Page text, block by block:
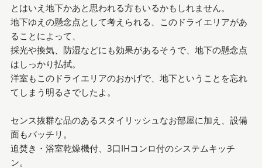
とはいえ地下かあと思われる方もいるかもしれません。
地下ゆえの懸念点として考えられる、このドライエリアがあ
ることによって、
採光や換気、防湿などにも効果があるそうで、地下の懸念点
はしっかり払拭。
洋室もこのドライエリアのおかげで、地下ということを忘れ
てしまう明るさでしたよ。
センス抜群な品のあるスタイリッシュなお部屋に加え、設備
面もバッチリ。
追焚き・浴室乾燥機付、3口IHコンロ付のシステムキッチ
ン。